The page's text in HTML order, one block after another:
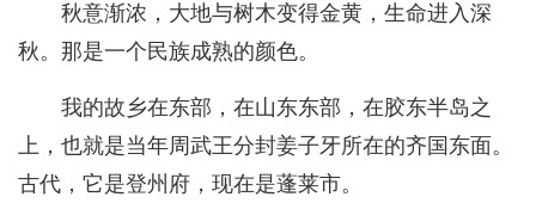
秋意渐浓，大地与树木变得金黄，生命进入深
秋。那是一个民族成熟的颜色。
我的故乡在东部，在山东东部，在胶东半岛之
上，也就是当年周武王分封姜子牙所在的齐国东面。
古代，它是登州府，现在是蓬莱市。